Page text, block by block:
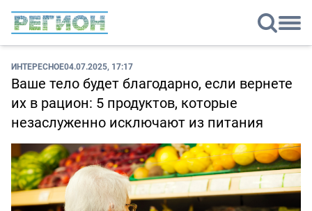
ИНТЕРЕСНОЕ04.07.2025, 17:17
Ваше тело будет благодарно, если вернете
их в рацион: 5 продуктов, которые
незаслуженно исключают из питания